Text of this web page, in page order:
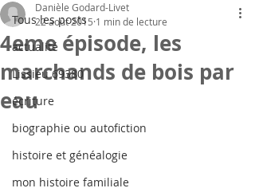
Tous les posts
actualité
Lissieu 69380
écriture
biographie ou autofiction
histoire et généalogie
mon histoire familiale
4eme épisode, les
marchands de bois par
eau
Danièle Godard-Livet
22 août 2015 1 min de lecture